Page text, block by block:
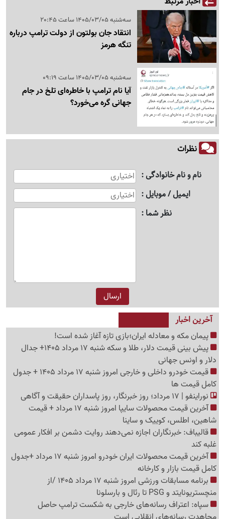
سه‌شنبه 1405/03/05 ساعت 20:45
انتقاد جان بولتون از دولت ترامپ درباره
تنگه هرمز
سه‌شنبه 1405/03/05 ساعت 09:19
آیا نام ترامپ با خاطره‌ای تلخ در جام
جهانی گره می‌خورد؟
نظرات
نام و نام خانوادگی
ایمیل / موبایل
نظر شما
آخرین اخبار
پیمان مکه و معادله ایران؛بازی تازه آغاز شده است!
پیش ‌بینی قیمت دلار، طلا و سکه شنبه 17 مرداد 1405+ جدال
دلار و اونس جهانی
قیمت خودرو داخلی و خارجی امروز شنبه 17 مرداد 1405 + جدول
کامل قیمت ها
نوراینفو | 17 مرداد؛ روز خبرنگار، روز پاسداران حقیقت و آگاهی
آخرین قیمت محصولات سایپا امروز شنبه 17 مرداد + قیمت
شاهین، اطلس، کوییک و ساینا
قالیباف: خبرنگاران اجازه نمی‌دهند روایت دشمن بر افکار عمومی
غلبه کند
آخرین قیمت محصولات ایران خودرو امروز شنبه 17 مرداد +جدول
کامل قیمت بازار و کارخانه
برنامه مسابقات ورزشی امروز شنبه 17 مرداد 1405 /از
منچستریونایتد و PSG تا رئال و بارسلونا
سپاه: اعتراف رسانه‌های خارجی به شکست ترامپ حاصل